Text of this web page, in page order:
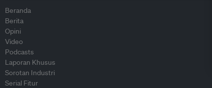
Beranda
Berita
Opini
Video
Podcasts
Laporan Khusus
Sorotan Industri
Serial Fitur